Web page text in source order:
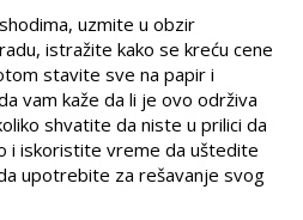
uzmite u obzir
istražite kako se kreću cene
stavite sve na papir i
vam kaže da li je ovo održiva
shvatite da niste u prilici da
i iskoristite vreme da uštedite
upotrebite za rešavanje svog